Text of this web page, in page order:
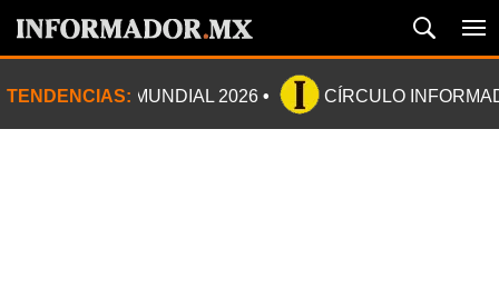
TENDENCIAS: MUNDIAL 2026 CÍRCULO